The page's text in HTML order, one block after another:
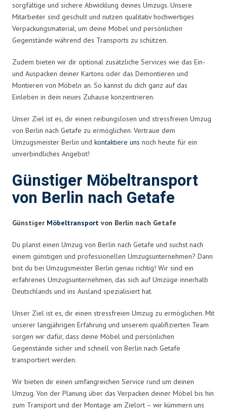
sorgfältige und sichere Abwicklung deines Umzugs. Unsere
Mitarbeiter sind geschult und nutzen qualitativ hochwertiges
Verpackungsmaterial, um deine Möbel und persönlichen
Gegenstände während des Transports zu schützen.
Zudem bieten wir dir optional zusätzliche Services wie das Ein-
und Auspacken deiner Kartons oder das Demontieren und
Montieren von Möbeln an. So kannst du dich ganz auf das
Einleben in dein neues Zuhause konzentrieren.
Unser Ziel ist es, dir einen reibungslosen und stressfreien Umzug
von Berlin nach Getafe zu ermöglichen. Vertraue dem
Umzugsmeister Berlin und kontaktiere uns noch heute für ein
unverbindliches Angebot!
Günstiger Möbeltransport
von Berlin nach Getafe
Günstiger Möbeltransport von Berlin nach Getafe
Du planst einen Umzug von Berlin nach Getafe und suchst nach
einem günstigen und professionellen Umzugsunternehmen? Dann
bist du bei Umzugsmeister Berlin genau richtig! Wir sind ein
erfahrenes Umzugsunternehmen, das sich auf Umzüge innerhalb
Deutschlands und ins Ausland spezialisiert hat.
Unser Ziel ist es, dir einen stressfreien Umzug zu ermöglichen. Mit
unserer langjährigen Erfahrung und unserem qualifizierten Team
sorgen wir dafür, dass deine Möbel und persönlichen
Gegenstände sicher und schnell von Berlin nach Getafe
transportiert werden.
Wir bieten dir einen umfangreichen Service rund um deinen
Umzug. Von der Planung über das Verpacken deiner Möbel bis hin
zum Transport und der Montage am Zielort – wir kümmern uns